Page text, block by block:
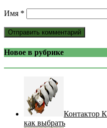
Имя *
Новое в рубрике
Контактор
как выбрать